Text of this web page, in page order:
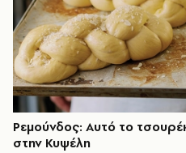
Ρεμούνδος: Αυτό το
στην Κυψέλη